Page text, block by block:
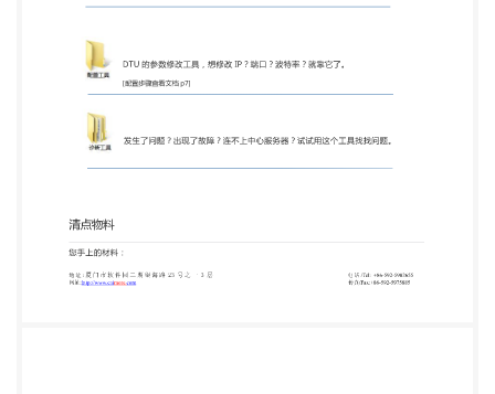
层 网址:http://www.caimore.com 串口裸露线 电 话
/Tel: +86-592-5902655 传真/Fax:+86-592-5975885
5 + - 厦门才茂通信科技有限公司 Xiamen Caimore
Communication Technology Co.,Ltd 怎么接呢？ 往下
串口对应颜 色的裸露线哦！ 将上 面的 电源/ 串口 裸
露线按照此端口示 意图连接就 OK 拉！ 蓝 棕 黑 蓝 棕
通信串口 调试串口 ●接线完毕，端子口插上 DTU 实